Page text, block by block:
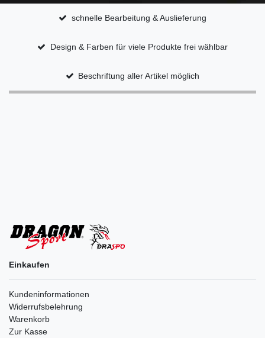
schnelle Bearbeitung & Auslieferung
Design & Farben für viele Produkte frei wählbar
Beschriftung aller Artikel möglich
Einkaufen
Kundeninformationen
Widerrufsbelehrung
Warenkorb
Zur Kasse